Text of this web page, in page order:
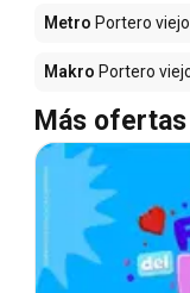
Metro Portero viejo
Makro Portero
Más